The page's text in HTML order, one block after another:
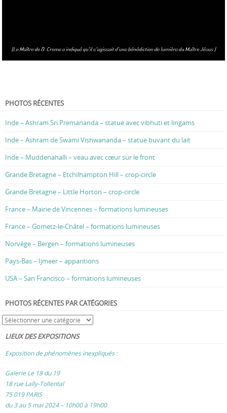
PHOTOS RÉCENTES
Inde – Ashram Sri Premananda – statue avec vibhuti et lingams
Inde – Ashram de Swami Vishwananda – statue buvant du lait
Inde – Muddenahalli – veau avec cœur sur le front
Grande Bretagne – Etchilhampton Hill – crop-circle
Grande Bretagne – Little Horton – crop-circle
France – Mairie de Vincennes – formations lumineuses
France – Gometz-le-Châtel – formations lumineuses
Norvège – Bergen – formations lumineuses
Pays-Bas – Ijmeer – apparitions
USA – San Francisco – formations lumineuses
PHOTOS RÉCENTES PAR CATÉGORIES
LIEUX DES EXPOSITIONS
Exposition de phénomènes inexpliqués :
Galerie Le 18 du 19
18 rue Lally-Tollental
75 019 PARIS
du 3 au 5 mai 2024 – 10h00 à 19h00